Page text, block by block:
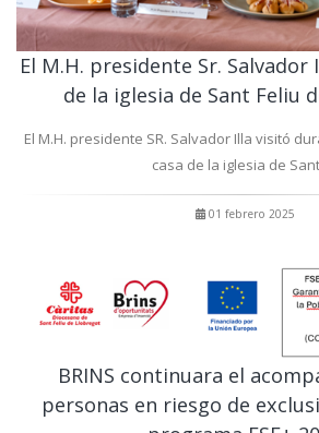
El M.H. presidente Sr. Salvador
de la iglesia de Sant Feliu
El M.H. presidente SR. Salvador Illa visitó
casa de la iglesia de
01 febrero 2025
BRINS continuara el
personas en riesgo de